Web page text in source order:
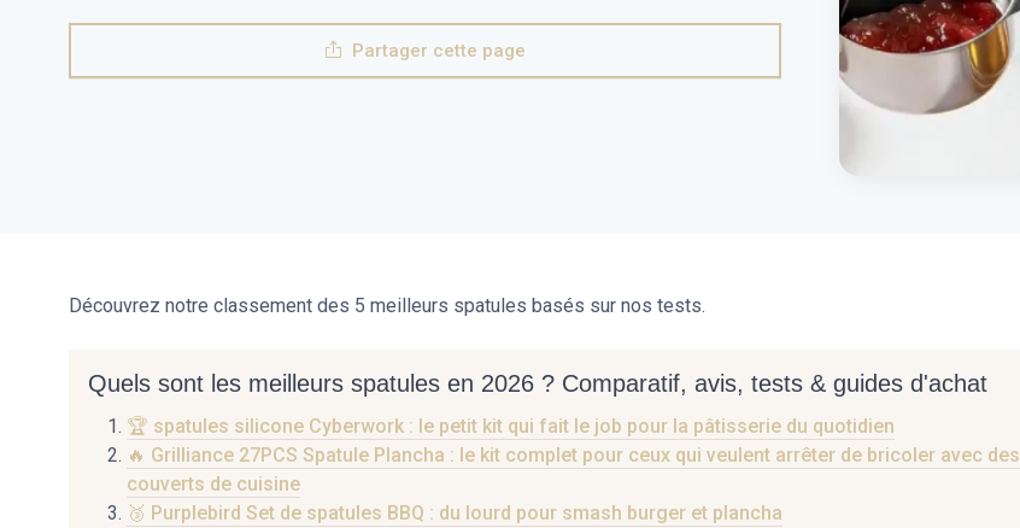
Partager cette page
Découvrez notre classement des 5 meilleurs spatules basés sur nos tests.
Quels sont les meilleurs spatules en 2026 ? Comparatif, avis, tests & guides d'achat
🏆 spatules silicone Cyberwork : le petit kit qui fait le job pour la pâtisserie du quotidien
🔥 Grilliance 27PCS Spatule Plancha : le kit complet pour ceux qui veulent arrêter de bricoler avec des
couverts de cuisine
🥉 Purplebird Set de spatules BBQ : du lourd pour smash burger et plancha